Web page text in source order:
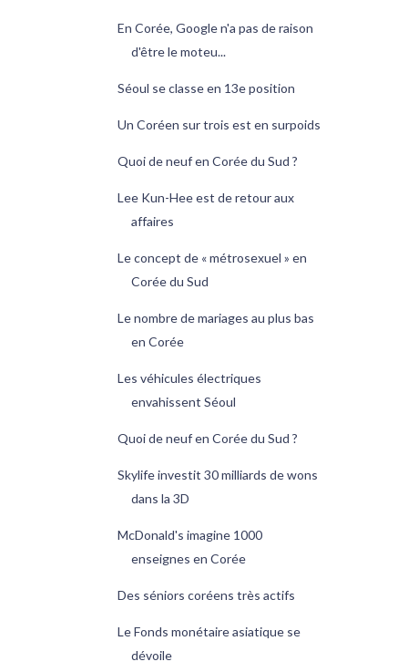
En Corée, Google n'a pas de raison
d'être le moteu...
Séoul se classe en 13e position
Un Coréen sur trois est en surpoids
Quoi de neuf en Corée du Sud ?
Lee Kun-Hee est de retour aux
affaires
Le concept de « métrosexuel » en
Corée du Sud
Le nombre de mariages au plus bas
en Corée
Les véhicules électriques
envahissent Séoul
Quoi de neuf en Corée du Sud ?
Skylife investit 30 milliards de wons
dans la 3D
McDonald's imagine 1000
enseignes en Corée
Des séniors coréens très actifs
Le Fonds monétaire asiatique se
dévoile